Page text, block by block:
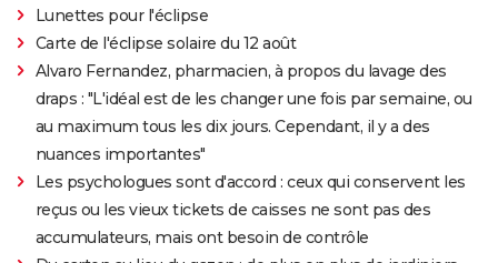
Lunettes pour l'éclipse
Carte de l'éclipse solaire du 12 août
Alvaro Fernandez, pharmacien, à propos du lavage des
draps : "L'idéal est de les changer une fois par semaine, ou
au maximum tous les dix jours. Cependant, il y a des
nuances importantes"
Les psychologues sont d'accord : ceux qui conservent les
reçus ou les vieux tickets de caisses ne sont pas des
accumulateurs, mais ont besoin de contrôle